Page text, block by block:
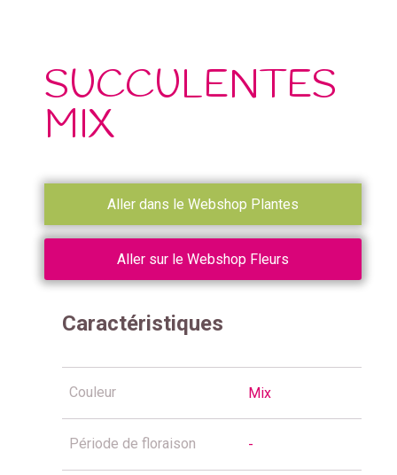
SUCCULENTES
MIX
Aller dans le Webshop Plantes
Aller sur le Webshop Fleurs
Caractéristiques
Couleur Mix
Période de floraison -